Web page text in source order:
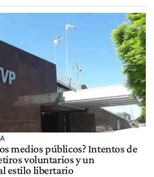
medios públicos? Intentos de
voluntarios y un
estilo libertario